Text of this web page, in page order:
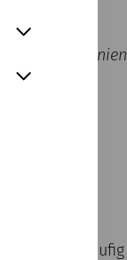
und Zeremonien
Küchen
kamen häufig